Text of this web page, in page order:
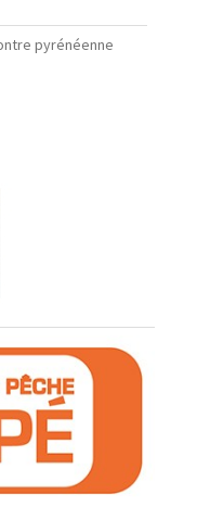
pyrénéenne